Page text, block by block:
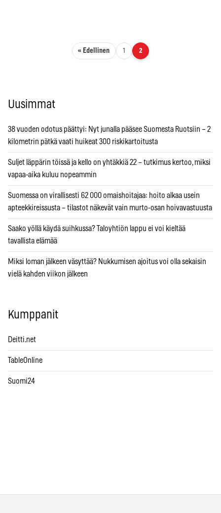
Artikkelien sivutus
« Edellinen 1 2
Uusimmat
38 vuoden odotus päättyi: Nyt junalla pääsee Suomesta Ruotsiin – 2
kilometrin pätkä vaati huikeat 300 riskikartoitusta
Suljet läppärin töissä ja kello on yhtäkkiä 22 – tutkimus kertoo, miksi
vapaa-aika kuluu nopeammin
Suomessa on virallisesti 62 000 omaishoitajaa: hoito alkaa usein
apteekkireissusta – tilastot näkevät vain murto-osan hoivavastuusta
Saako yöllä käydä suihkussa? Taloyhtiön lappu ei voi kieltää
tavallista elämää
Miksi loman jälkeen väsyttää? Nukkumisen ajoitus voi olla sekaisin
vielä kahden viikon jälkeen
Kumppanit
Deitti.net
TableOnline
Suomi24